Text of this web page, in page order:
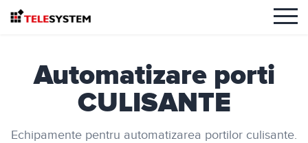
Automatizare porti
CULISANTE
Echipamente pentru automatizarea portilor culisante.